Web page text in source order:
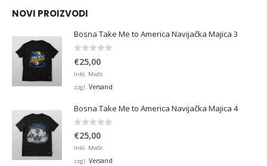
NOVI PROIZVODI
Bosna Take Me to America Navijačka Majica 3
€25,00
Inkl. MwSt.
zzgl. Versand
Bosna Take Me to America Navijačka Majica 4
0 von 5
€25,00
Inkl. MwSt.
zzgl. Versand